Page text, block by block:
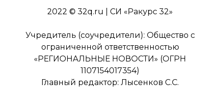
2022 © 32q.ru | СИ «Ракурс 32»
Учредитель (соучредители): Общество с
ограниченной ответственностью
«РЕГИОНАЛЬНЫЕ НОВОСТИ» (ОГРН
1107154017354)
Главный редактор: Лысенков С.С.